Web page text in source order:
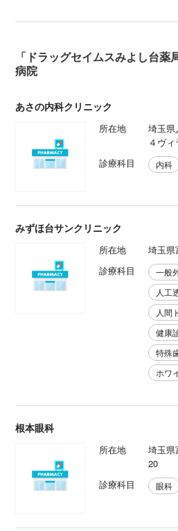
「ドラッグセイムスみよし台薬
病院
あさの内科クリニック
所在地
埼玉県
４ヴィ
診療科目
内科
みずほ台サンクリニック
所在地
埼玉県
診療科目
一般
人工
人間
健康
特殊
ホワ
根本眼科
所在地
埼玉県
20
診療科目
眼科